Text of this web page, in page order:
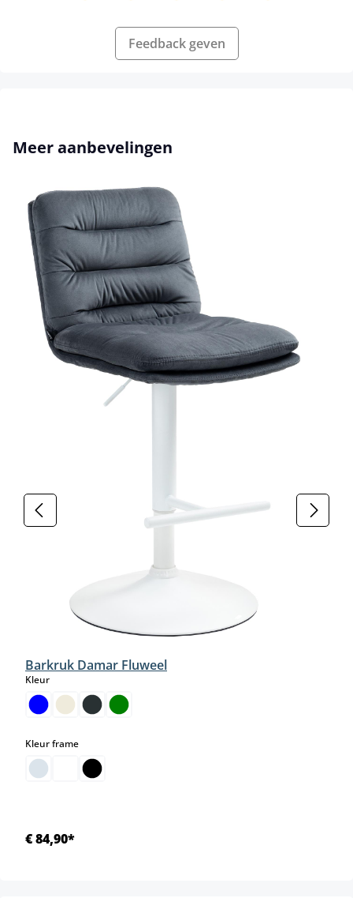
Feedback geven
Productgalerij overslaan
Meer aanbevelingen
Barkruk Damar Fluweel
Kleurselect
Kleur frameselect
€ 84,90*